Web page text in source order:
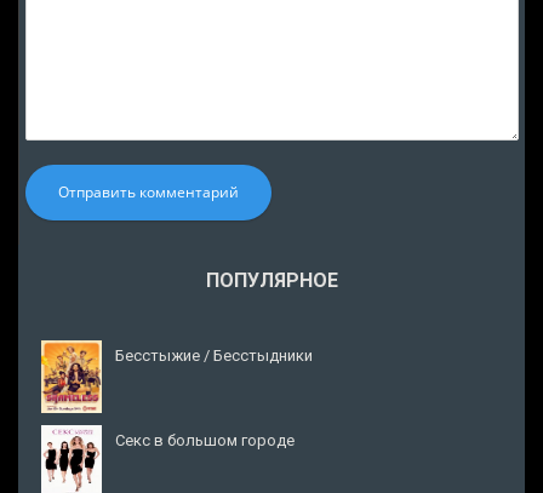
Отправить комментарий
ПОПУЛЯРНОЕ
Бесстыжие / Бесстыдники
Секс в большом городе